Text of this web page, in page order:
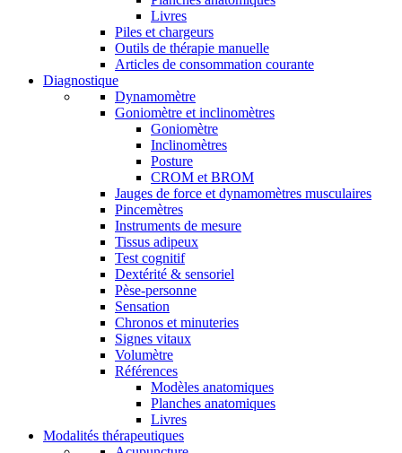
Livres
Piles et chargeurs
Outils de thérapie manuelle
Articles de consommation courante
Diagnostique
Dynamomètre
Goniomètre et inclinomètres
Goniomètre
Inclinomètres
Posture
CROM et BROM
Jauges de force et dynamomètres musculaires
Pincemètres
Instruments de mesure
Tissus adipeux
Test cognitif
Dextérité & sensoriel
Pèse-personne
Sensation
Chronos et minuteries
Signes vitaux
Volumètre
Références
Modèles anatomiques
Planches anatomiques
Livres
Modalités thérapeutiques